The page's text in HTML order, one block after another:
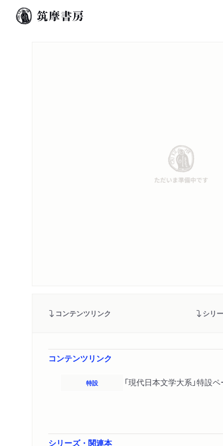
コンテンツリンク シリ
コンテンツリンク
特設 「現代日本文学大系」特設
シリーズ・関連本